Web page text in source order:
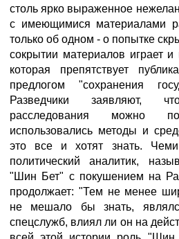
столь ярко выраженное
с имеющимися материалами
только об одном - о попытке
сокрытии материалов играет и
которая препятствует
предлогом "сохранения
Разведчики заявляют,
расследования можно
использовались методы и
это все и хотят знать.
политический аналитик,
"Шин Бет" с покушением на
продолжает: "Тем не менее
не мешало бы знать,
спецслужб, влиял ли он на